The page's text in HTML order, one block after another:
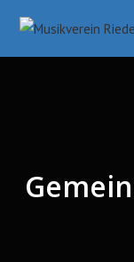
Inhalt
springen